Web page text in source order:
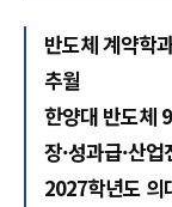
반도체 계약학
추월
한양대 반도체
장·성과급·산
2027학년도 의